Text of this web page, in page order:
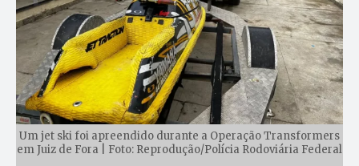
Um jet ski foi apreendido durante a Operação Transformers
em Juiz de Fora | Foto: Reprodução/Polícia Rodoviária Federal